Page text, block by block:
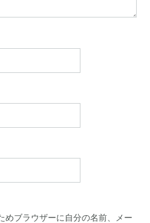
めブラウザーに自分の名前、メー